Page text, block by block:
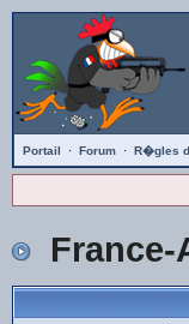
Portail · Forum · R�gles